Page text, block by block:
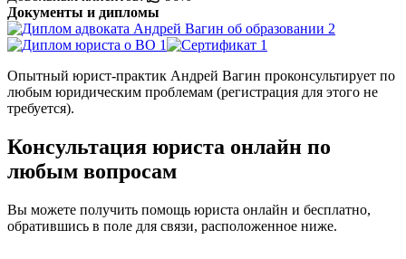
Документы и дипломы
Опытный юрист-практик Андрей Вагин проконсультирует по
любым юридическим проблемам (регистрация для этого не
требуется).
Консультация юриста онлайн по
любым вопросам
Вы можете получить помощь юриста онлайн и бесплатно,
обратившись в поле для связи, расположенное ниже.